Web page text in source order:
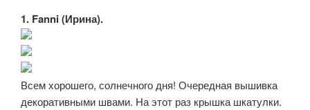
1. Fanni (Ирина).
Всем хорошего, солнечного дня! Очередная вышивка
декоративными швами. На этот раз крышка шкатулки.